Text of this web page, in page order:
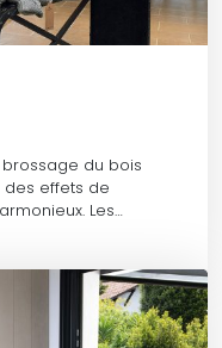
brossage du bois
effets de
Les…